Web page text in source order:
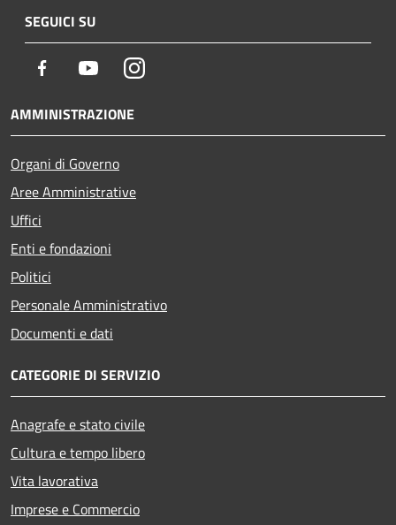
SEGUICI SU
Facebook YoutubeInstagram
AMMINISTRAZIONE
Organi di Governo
Aree Amministrative
Uffici
Enti e fondazioni
Politici
Personale Amministrativo
Documenti e dati
CATEGORIE DI SERVIZIO
Anagrafe e stato civile
Cultura e tempo libero
Vita lavorativa
Imprese e Commercio